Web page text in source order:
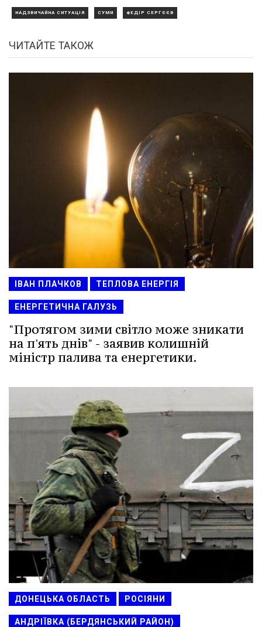
НАДЗВИЧАЙНА СИТУАЦІЯ СУМИ ФЕДІР СЕРГЄЄВ
ЧИТАЙТЕ ТАКОЖ
ІВАН ПЛАЧКОВ ТЕПЛОВА ЕНЕРГІЯ
ЕНЕРГЕТИЧНА ГАЛУЗЬ
"Протягом зими світло може зникати
на п'ять днів" - заявив колишній
міністр палива та енергетики.
ДОНЕЦЬКА ОБЛАСТЬ РОСІЯНИ
АНДРІЇВКА (БЕРДЯНСЬКИЙ РАЙОН)